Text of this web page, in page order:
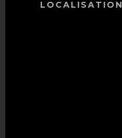
LOCALISATION